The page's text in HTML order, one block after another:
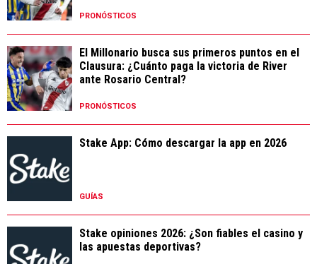
PRONÓSTICOS
El Millonario busca sus primeros puntos en el
Clausura: ¿Cuánto paga la victoria de River
ante Rosario Central?
PRONÓSTICOS
Stake App: Cómo descargar la app en 2026
GUÍAS
Stake opiniones 2026: ¿Son fiables el casino y
las apuestas deportivas?